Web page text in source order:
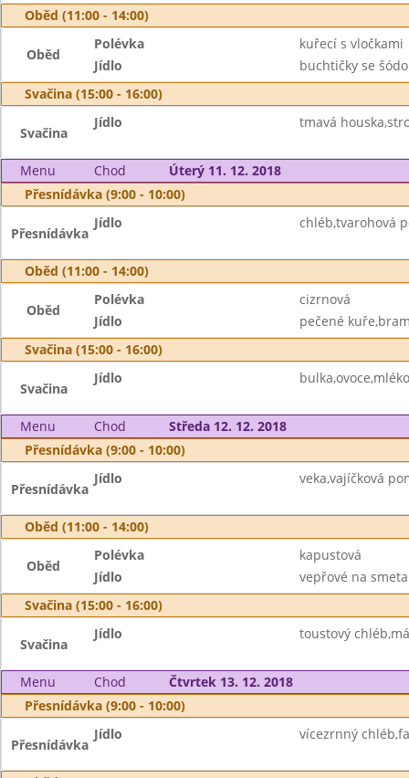
Oběd (11:00 - 14:00)
Oběd
Polévka
kuřecí s vločkami
Jídlo
buchtičky se šódo
Svačina (15:00 - 16:00)
Svačina
Jídlo tmavá
Menu Chod
Úterý 11. 12. 2018
Přesnídávka (9:00 - 10:00)
Přesnídávka
Jídlo chléb,tvarohová
Oběd (11:00 - 14:00)
Oběd
Polévka
cizrnová
Jídlo
pečené
Svačina (15:00 - 16:00)
Svačina
Jídlo bulka,ovoce,mléko
Menu Chod
Středa 12. 12. 2018
Přesnídávka (9:00 - 10:00)
Přesnídávka
Jídlo veka,vajíčková
Oběd (11:00 - 14:00)
Oběd
Polévka
kapustová
Jídlo
vepřové na
Svačina (15:00 - 16:00)
Svačina
Jídlo toustový
Menu Chod
Čtvrtek 13. 12. 2018
Přesnídávka (9:00 - 10:00)
Přesnídávka
Jídlo vícezrnný